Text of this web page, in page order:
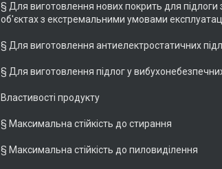
§ Для виготовлення нових покрить для підлоги
об'єктах з екстремальними умовами
§ Для виготовлення антиелектростатичних
§ Для виготовлення підлог у
Властивості продукту
§ Максимальна стійкість до стирання
§ Максимальна стійкість до пиловиділення